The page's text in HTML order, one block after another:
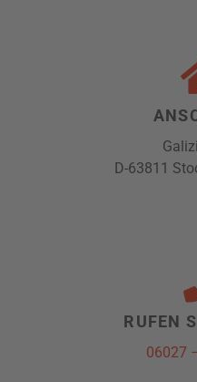
D-63811
RUFEN
06027